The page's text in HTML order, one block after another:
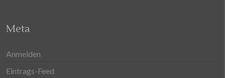
Meta
Anmelden
Eintrags-Feed